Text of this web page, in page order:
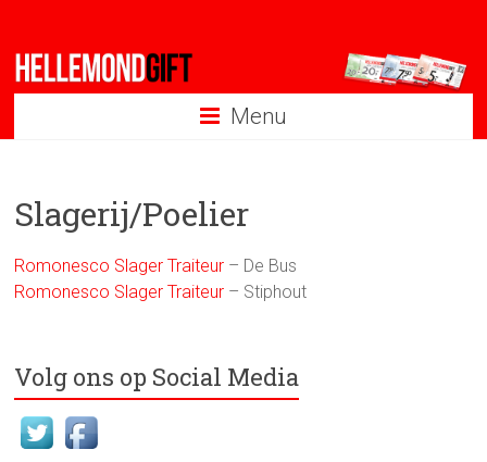
inhoud
Menu
Slagerij/Poelier
Romonesco Slager Traiteur – De Bus
Romonesco Slager Traiteur – Stiphout
Volg ons op Social Media